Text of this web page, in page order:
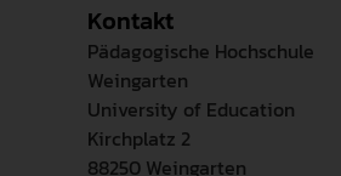
Kontakt
Pädagogische Hochschule
Weingarten
University of Education
Kirchplatz 2
88250 Weingarten